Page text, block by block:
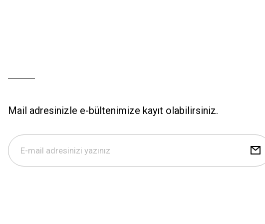
Mail adresinizle e-bültenimize kayıt olabilirsiniz.